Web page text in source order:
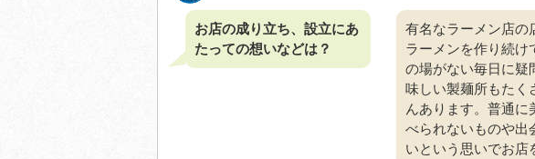
お店の成り立ち、設立にあ
たっての想いなどは？
有名なラーメン店の
ラーメンを作り続け
の場がない毎日に疑
味しい製麺所もたく
んあります。普通に
べられないものや出
いという思いでお店